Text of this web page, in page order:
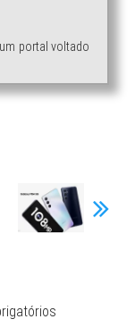
portal voltado